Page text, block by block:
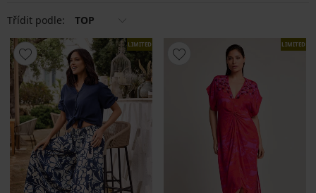
Třídit podle: TOP
LIMITED LIMITED